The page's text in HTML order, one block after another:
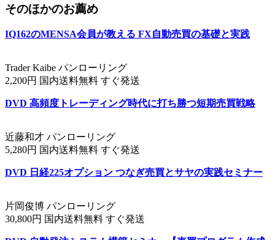
そのほかのお薦め
IQ162のMENSA会員が教える FX自動売買の基礎と実践
Trader Kaibe パンローリング
2,200円 国内送料無料 すぐ発送
DVD 高頻度トレーディング時代に打ち勝つ短期売買戦略
近藤和才 パンローリング
5,280円 国内送料無料 すぐ発送
DVD 日経225オプション つなぎ売買とサヤの実践セミナー
片岡俊博 パンローリング
30,800円 国内送料無料 すぐ発送